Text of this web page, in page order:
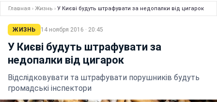
Главная › Жизнь › У Києві будуть штрафувати за недопалки від цигарок
ЖИЗНЬ 14 ноября 2016 · 20:45
У Києві будуть штрафувати за
недопалки від цигарок
Відслідковувати та штрафувати порушників будуть
громадські інспектори